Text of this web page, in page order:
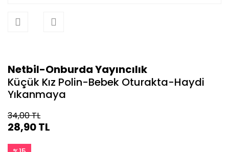
Netbil-Onburda Yayıncılık
Küçük Kız Polin-Bebek Oturakta-Haydi
Yıkanmaya
34,00 TL
28,90 TL